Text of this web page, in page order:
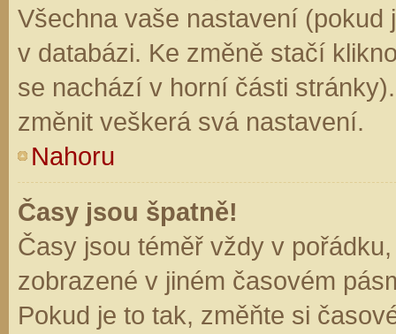
Všechna vaše nastavení (pokud
v databázi. Ke změně stačí
se nachází v horní části
změnit veškerá svá nastavení.
Nahoru
Časy jsou špatně!
Časy jsou téměř vždy v
zobrazené v jiném časovém
Pokud je to tak, změňte si